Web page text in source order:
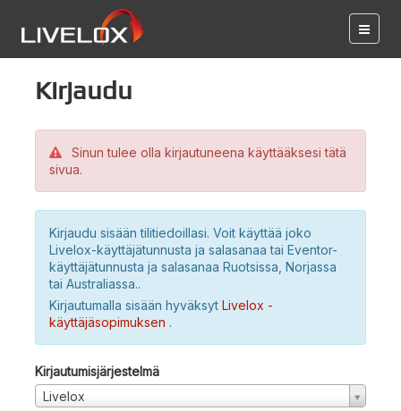
Kirjaudu
Sinun tulee olla kirjautuneena käyttääksesi tätä
sivua.
Kirjaudu sisään tilitiedoillasi. Voit käyttää joko
Livelox-käyttäjätunnusta ja salasanaa tai Eventor-
käyttäjätunnusta ja salasanaa Ruotsissa, Norjassa
tai Australiassa..
Kirjautumalla sisään hyväksyt Livelox -
käyttäjäsopimuksen .
Kirjautumisjärjestelmä
Livelox